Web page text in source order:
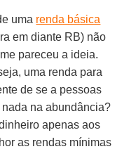
uma renda básica
em diante RB) não
pareceu a ideia.
uma renda para
de se a pessoas
na abundância?
apenas aos
as rendas mínimas